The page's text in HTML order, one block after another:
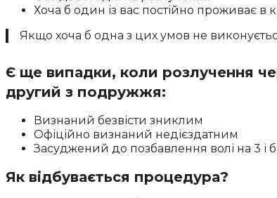
Хоча б один із вас постійно проживає в
Якщо хоча б одна з цих умов не
Є ще випадки, коли розлучення
другий з подружжя:
Визнаний безвісти зниклим
Офіційно визнаний недієздатним
Засуджений до позбавлення волі на 3 і
Як відбувається процедура?